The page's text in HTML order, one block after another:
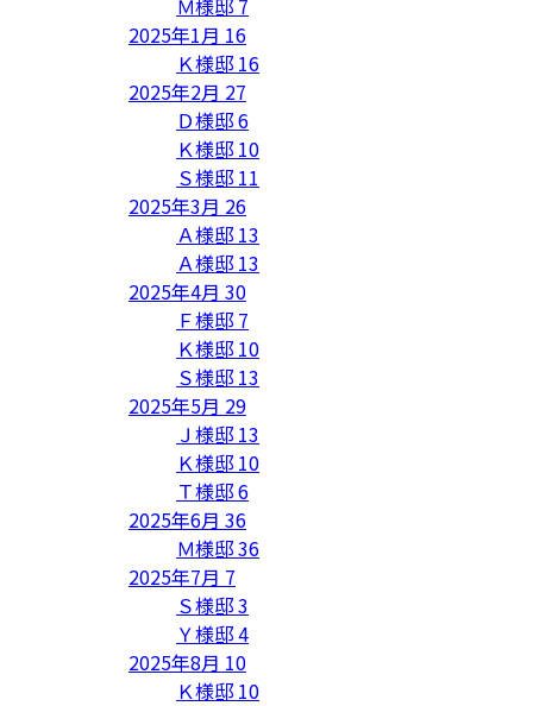
Ｍ様邸 7
2025年1月 16
Ｋ様邸 16
2025年2月 27
Ｄ様邸6
Ｋ様邸 10
Ｓ様邸 11
2025年3月 26
Ａ様邸 13
Ａ様邸 13
2025年4月 30
Ｆ様邸 7
Ｋ様邸 10
Ｓ様邸 13
2025年5月 29
Ｊ様邸 13
Ｋ様邸 10
Ｔ様邸6
2025年6月 36
Ｍ様邸36
2025年7月 7
Ｓ様邸3
Ｙ様邸4
2025年8月 10
Ｋ様邸 10